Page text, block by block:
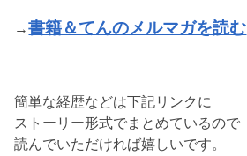
→書籍＆てんのメルマガを読む
簡単な経歴などは下記リンクに
ストーリー形式でまとめているので
読んでいただければ嬉しいです。